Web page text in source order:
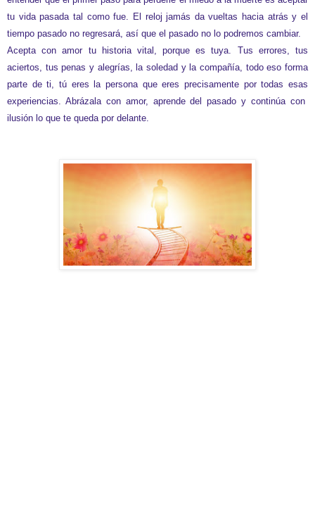
tu vida pasada tal como fue. El reloj jamás da vueltas hacia atrás y el
tiempo pasado no regresará, así que el pasado no lo podremos cambiar.
Acepta con amor tu historia vital, porque es tuya. Tus errores, tus
aciertos, tus penas y alegrías, la soledad y la compañía, todo eso forma
parte de ti, tú eres la persona que eres precisamente por todas esas
experiencias. Abrázala con amor, aprende del pasado y continúa con
ilusión lo que te queda por delante.